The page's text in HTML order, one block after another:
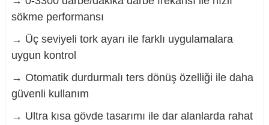
sökme performansı
→ Üç seviyeli tork ayarı ile farklı uygulamalara
uygun kontrol
→ Otomatik durdurmalı ters dönüş özelliği ile daha
güvenli kullanım
→ Ultra kısa gövde tasarımı ile dar alanlarda rahat